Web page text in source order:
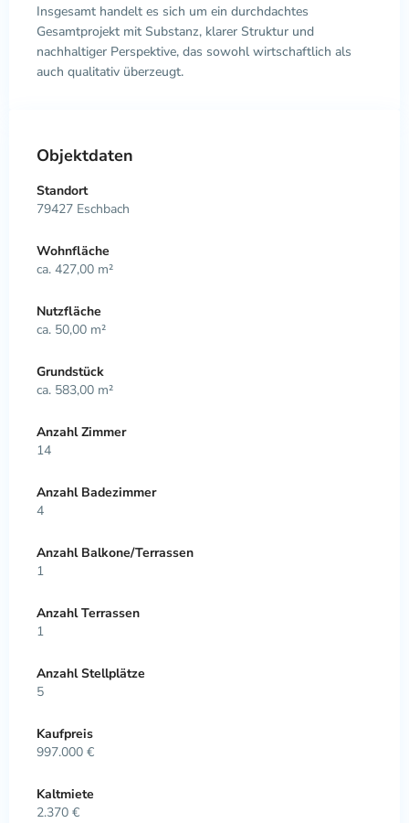
Insgesamt handelt es sich um ein durchdachtes
Gesamtprojekt mit Substanz, klarer Struktur und
nachhaltiger Perspektive, das sowohl wirtschaftlich als
auch qualitativ überzeugt.
Objektdaten
Standort
79427 Eschbach
Wohnfläche
ca. 427,00 m²
Nutzfläche
ca. 50,00 m²
Grundstück
ca. 583,00 m²
Anzahl Zimmer
14
Anzahl Badezimmer
4
Anzahl Balkone/Terrassen
1
Anzahl Terrassen
1
Anzahl Stellplätze
5
Kaufpreis
997.000 €
Kaltmiete
2.370 €